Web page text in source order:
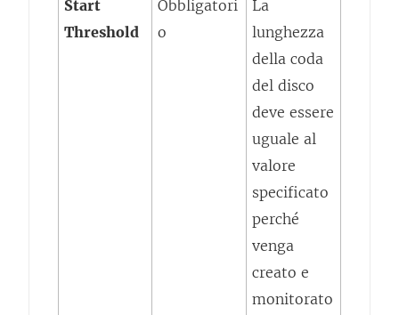
Start
Threshold
Obbligatori
o
La
lunghezza
della coda
del disco
deve essere
uguale al
valore
specificato
perché
venga
creato e
monitorato